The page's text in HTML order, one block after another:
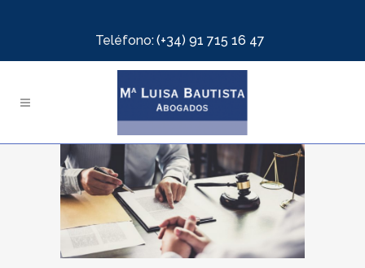
Teléfono:(+34) 91 715 16 47